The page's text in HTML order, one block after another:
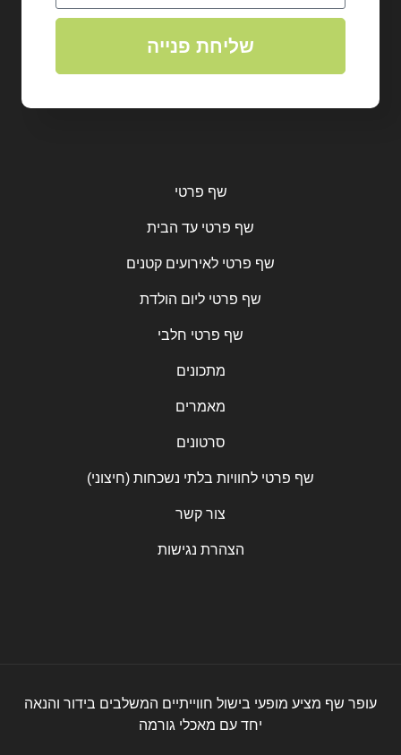
שליחת פנייה
שף פרטי
שף פרטי עד הבית
שף פרטי לאירועים קטנים
שף פרטי ליום הולדת
שף פרטי חלבי
מתכונים
מאמרים
סרטונים
שף פרטי לחוויות בלתי נשכחות (חיצוני)
צור קשר
הצהרת נגישות
עופר שף מציע מופעי בישול חווייתיים המשלבים בידור והנאה
יחד עם מאכלי גורמה